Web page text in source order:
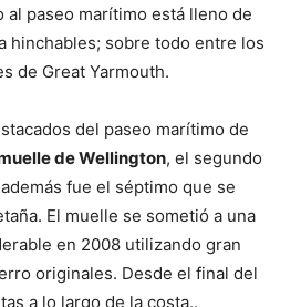
al paseo marítimo está lleno de
hinchables; sobre todo entre los
de Great Yarmouth.
del paseo marítimo de
de Wellington, el segundo
fue el séptimo que se
El muelle se sometió a una
en 2008 utilizando gran
originales. Desde el final del
a lo largo de la costa..